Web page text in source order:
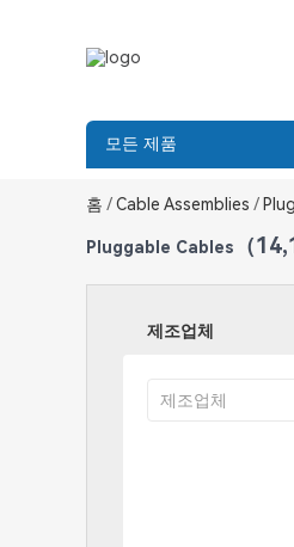
모든 제품
홈 / Cable Assemblies /
Pluggable Cables （
제조업체